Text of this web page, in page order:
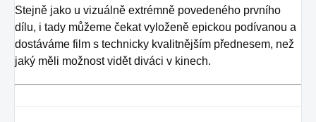
Stejně jako u vizuálně extrémně povedeného prvního
dílu, i tady můžeme čekat vyloženě epickou podívanou a
dostáváme film s technicky kvalitnějším přednesem, než
jaký měli možnost vidět diváci v kinech.